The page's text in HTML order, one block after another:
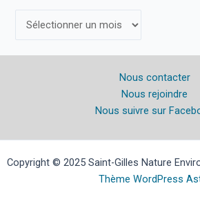
c
e
s
Nous contacter
Nous rejoindre
Nous suivre sur
Copyright © 2025 Saint-Gilles Nature
Thème WordPress